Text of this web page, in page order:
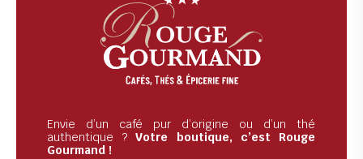
Envie d’un café pur d’origine ou d’un thé
authentique ?Votre boutique, c’est Rouge
Gourmand !